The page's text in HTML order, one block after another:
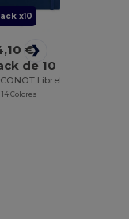
x10
€
Colores